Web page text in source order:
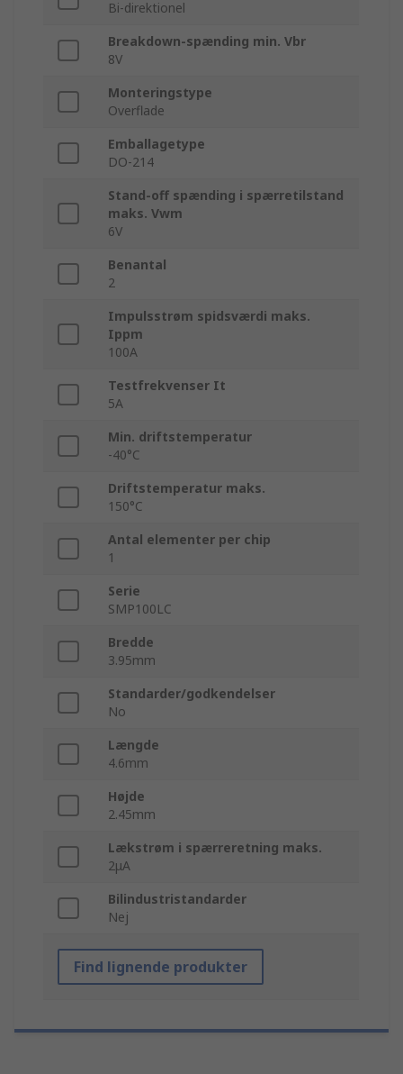
Bi-direktionel
Breakdown-spænding min. Vbr
8V
Monteringstype
Overflade
Emballagetype
DO-214
Stand-off spænding i spærretilstand
maks. Vwm
6V
Benantal
2
Impulsstrøm spidsværdi maks.
Ippm
100A
Testfrekvenser It
5A
Min. driftstemperatur
-40°C
Driftstemperatur maks.
150°C
Antal elementer per chip
1
Serie
SMP100LC
Bredde
3.95mm
Standarder/godkendelser
No
Længde
4.6mm
Højde
2.45mm
Lækstrøm i spærreretning maks.
2μA
Bilindustristandarder
Nej
Find lignende produkter